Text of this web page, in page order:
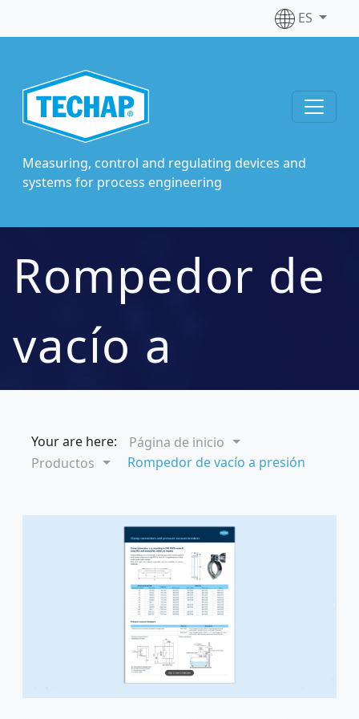
ES
Measuring, control and regulating devices and
systems for process engineering
Rompedor de
vacío a
Your are here:
Página de inicio
Productos
Rompedor de vacío a presión